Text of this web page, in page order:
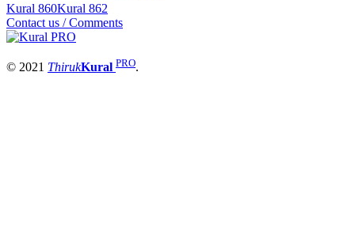
Kural 860Kural 862
Contact us / Comments
© 2021 ThirukKural PRO.